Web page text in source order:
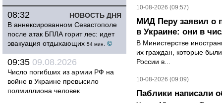
НОВОСТЬ ДНЯ
08:32
В аннексированном Севастополе
после атак БПЛА горит лес: идет
эвакуация отдыхающих 54 мин. ©
09:35 09.08.2026
Число погибших из армии РФ на
войне в Украине превысило
полмиллиона человек
10-08-2026 (09:57)
МИД Перу заявил о
в Украине: они в
В Министерстве
их граждан, которые
России в...
10-08-2026 (09:09)
Паблики написали